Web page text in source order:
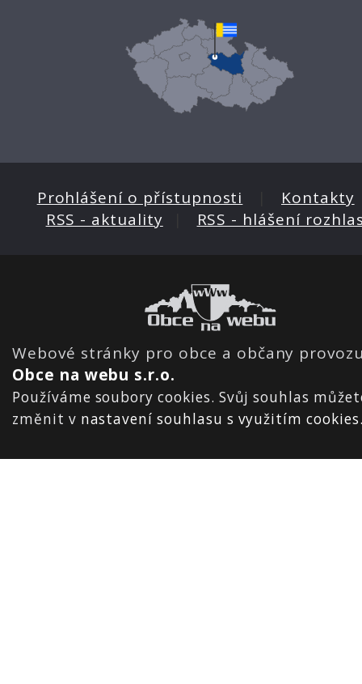
Prohlášení o přístupnosti Kontakty
RSS - aktuality
RSS - hlášení
Webové stránky pro obce a občany
Obce na webu s.r.o.
Používáme soubory cookies. Svůj souhlas
změnit v nastavení souhlasu s využitím cookies